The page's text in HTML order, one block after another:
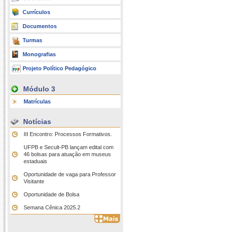
Currículos
Documentos
Turmas
Monografias
Projeto Político Pedagógico
Módulo 3
Matrículas
Notícias
III Encontro: Processos Formativos.
UFPB e Secult-PB lançam edital com
46 bolsas para atuação em museus
estaduais
Oportunidade de vaga para Professor
Visitante
Oportunidade de Bolsa
Semana Cênica 2025.2